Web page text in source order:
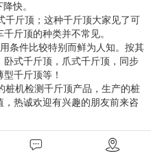
快。
斤顶；这种千斤顶大家见了可
斤顶的种类并不常见。
件比较特别而鲜为人知。按其
式千斤顶，爪式千斤顶，同步
千斤顶等！
机检测千斤顶产品，生产的桩
热诚欢迎有兴趣的朋友前来咨
制